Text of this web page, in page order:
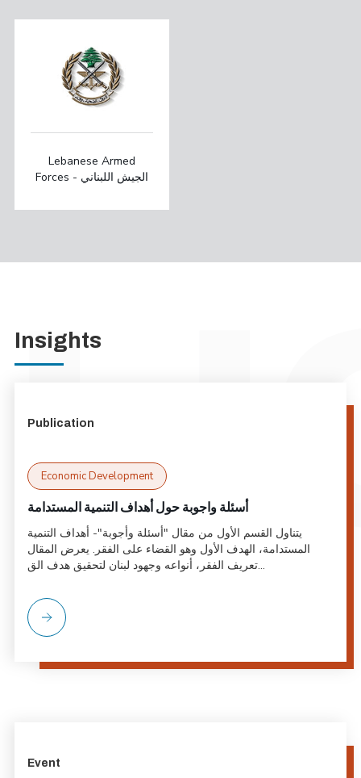
Lebanese Armed
Forces - الجيش اللبناني
Insights
Publication
Economic Development
أسئلة واجوبة حول أهداف التنمية المستدامة
يتناول القسم الأول من مقال "أسئلة وأجوبة"- أهداف التنمية
المستدامة، الهدف الأول وهو القضاء على الفقر. يعرض المقال
تعريف الفقر، أنواعه وجهود لبنان لتحقيق هدف الق...
Event